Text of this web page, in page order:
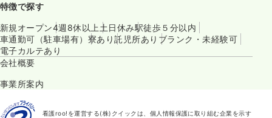
特徴で探す
新規オープン4週8休以上 土日休み駅徒歩５分以内
車通勤可（駐車場有） 寮あり託児所あり ブランク・未経験可
電子カルテあり
会社概要
事業所案内
看護roo!を運営する(株)クイックは、個人情報保護に取り組む企業を示す